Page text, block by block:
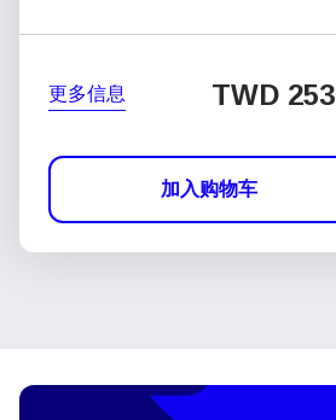
更多信息 TWD 253
加入购物车